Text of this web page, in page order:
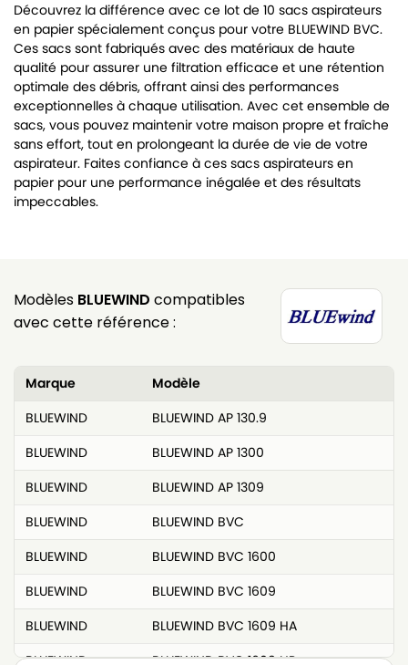
Découvrez la différence avec ce lot de 10 sacs aspirateurs
en papier spécialement conçus pour votre BLUEWIND BVC.
Ces sacs sont fabriqués avec des matériaux de haute
qualité pour assurer une filtration efficace et une rétention
optimale des débris, offrant ainsi des performances
exceptionnelles à chaque utilisation. Avec cet ensemble de
sacs, vous pouvez maintenir votre maison propre et fraîche
sans effort, tout en prolongeant la durée de vie de votre
aspirateur. Faites confiance à ces sacs aspirateurs en
papier pour une performance inégalée et des résultats
impeccables.
Modèles BLUEWIND compatibles
avec cette référence :
Marque
Modèle
BLUEWIND
BLUEWIND AP 130.9
BLUEWIND
BLUEWIND AP 1300
BLUEWIND
BLUEWIND AP 1309
BLUEWIND
BLUEWIND BVC
BLUEWIND
BLUEWIND BVC 1600
BLUEWIND
BLUEWIND BVC 1609
BLUEWIND
BLUEWIND BVC 1609 HA
BLUEWIND
BLUEWIND BVC 1609 HP